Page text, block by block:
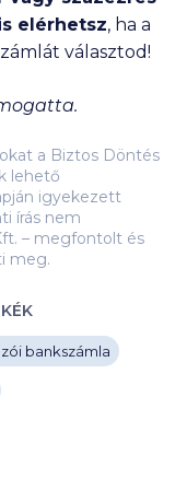
elérhetsz, ha a
választod!
a Biztos Döntés
lehető
igyekezett
írás nem
– megfontolt és
meg.
bankszámla